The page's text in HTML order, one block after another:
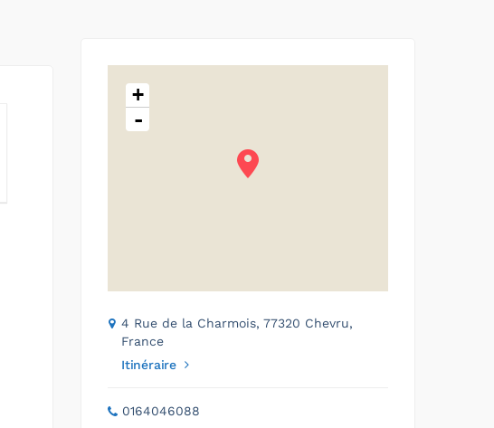
+
-
4 Rue de la Charmois, 77320 Chevru,
France
Itinéraire
0164046088